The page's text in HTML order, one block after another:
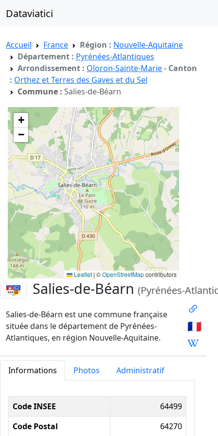
Dataviatici
Accueil France Région : Nouvelle-Aquitaine
Département : Pyrénées-Atlantiques
Arrondissement : Oloron-Sainte-Marie- Canton
: Orthez et Terres des Gaves et du Sel
Commune : Salies-de-Béarn
+
−
Leaflet | ©OpenStreetMapcontributors
Salies-de-Béarn(Pyrénées-
Salies-de-Béarn est une commune française
située dans le département de Pyrénées-
Atlantiques, en région Nouvelle-Aquitaine.
🇫🇷
Informations Photos Administratif
Informations administratives
Code INSEE
64499
Code Postal
64270